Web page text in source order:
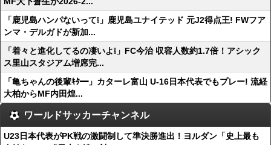
「鹿児島ハンパないって❕」鹿児島ユナイテッド 元J2得点王! FWフア
ンマ・デルガドが新加...
「着々と進化してるの凄いよ❕」FC今治 収容人数約1.7倍！アシック
ス里山スタジアム増席完...
「亀ちゃんの後輩ｷﾀ━」カターレ富山 U-16日本代表でもプレー! 流経
大柏からMF内田煌...
ワールドサッカーチャンネル
U23日本代表がPK戦の激闘制して準決勝進出！ヨルダン「史上最も